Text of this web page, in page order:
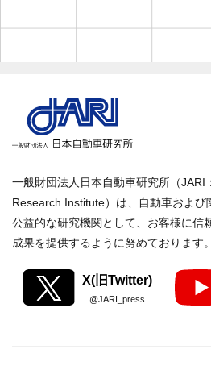
一般財団法人日本自動車研究所（JARI
Research Institute）は、自動車および
公益的な研究機関として、お客様に信
成果を提供するように努めております。
X(旧Twitter)
@JARI_press